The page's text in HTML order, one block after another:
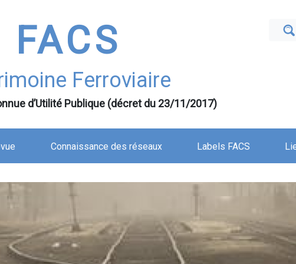
FACS
Ferroviaire
d’Utilité Publique (décret du 23/11/2017)
Connaissance des réseaux Labels FACS